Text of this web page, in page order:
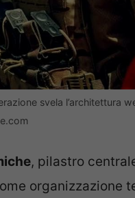
svela l’architettura
, pilastro
organizzazione